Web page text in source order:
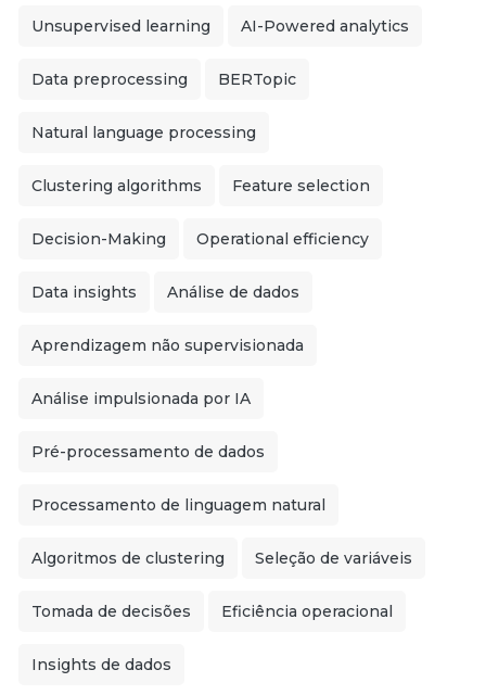
Unsupervised learning AI-Powered analytics
Data preprocessing BERTopic
Natural language processing
Clustering algorithms Feature selection
Decision-Making Operational efficiency
Data insights Análise de dados
Aprendizagem não supervisionada
Análise impulsionada por IA
Pré-processamento de dados
Processamento de linguagem natural
Algoritmos de clustering Seleção de variáveis
Tomada de decisões Eficiência operacional
Insights de dados